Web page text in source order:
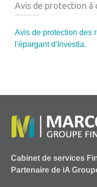
Avis de protection à
Avis de protection des
l'épargant d'Investia.
Cabinet de services
Partenaire de iA